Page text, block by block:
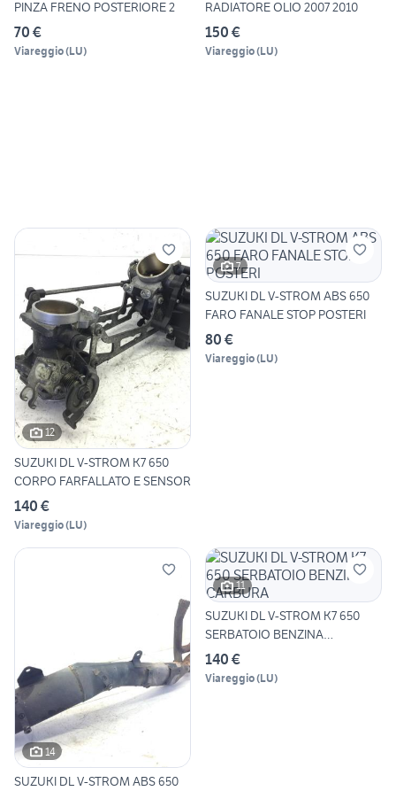
PINZA FRENO POSTERIORE 2
70 €
Viareggio(LU)
RADIATORE OLIO 2007 2010
150 €
Viareggio(LU)
12
SUZUKI DL V-STROM K7 650
CORPO FARFALLATO E SENSOR
140 €
Viareggio(LU)
7
SUZUKI DL V-STROM ABS 650
FARO FANALE STOP POSTERI
80 €
Viareggio(LU)
14
SUZUKI DL V-STROM ABS 650
11
SUZUKI DL V-STROM K7 650
SERBATOIO BENZINA
CARBURA
140 €
Viareggio(LU)